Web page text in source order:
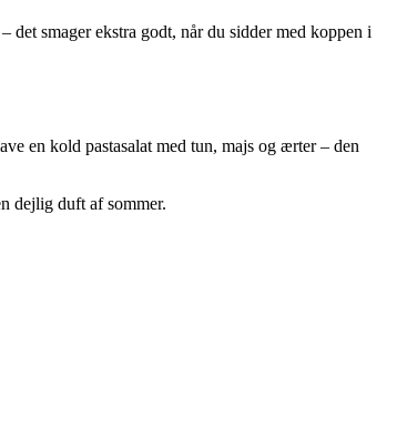
smager ekstra godt, når du sidder med koppen i
en kold pastasalat med tun, majs og ærter – den
dejlig duft af sommer.